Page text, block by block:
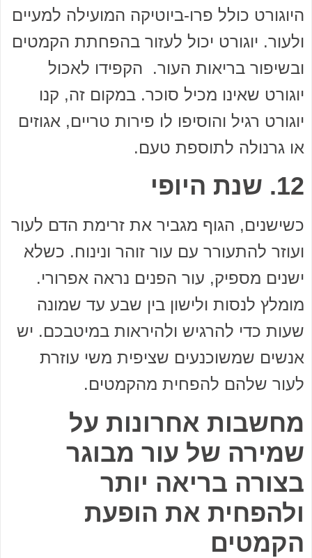
היוגורט כולל פרו-ביוטיקה המועילה למעיים
ולעור. יוגורט יכול לעזור בהפחתת הקמטים
ובשיפור בריאות העור. הקפידו לאכול
יוגורט שאינו מכיל סוכר. במקום זה, קנו
יוגורט רגיל והוסיפו לו פירות טריים, אגוזים
או גרנולה לתוספת טעם.
12. שנת היופי
כשישנים, הגוף מגביר את זרימת הדם לעור
ועוזר להתעורר עם עור זוהר ונינוח. כשלא
ישנים מספיק, עור הפנים נראה אפרורי.
מומלץ לנסות ולישון בין שבע עד שמונה
שעות כדי להרגיש ולהיראות במיטבכם. יש
אנשים שמשוכנעים שציפית משי עוזרת
לעור שלהם להפחית מהקמטים.
מחשבות אחרונות על
שמירה של עור מבוגר
בצורה בריאה יותר
ולהפחית את הופעת
הקמטים